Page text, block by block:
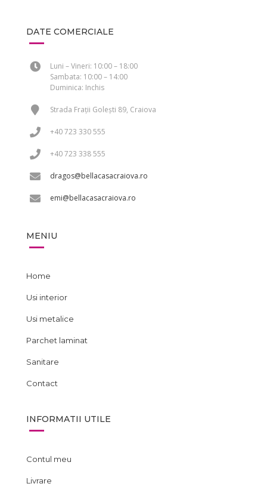
DATE COMERCIALE
Luni – Vineri: 10:00 – 18:00
Sambata: 10:00 – 14:00
Duminica: Inchis
Strada Frații Golești 89, Craiova
+40 723 330 555
+40 723 338 555
dragos@bellacasacraiova.ro
emi@bellacasacraiova.ro
MENIU
Home
Usi interior
Usi metalice
Parchet laminat
Sanitare
Contact
INFORMATII UTILE
Contul meu
Livrare